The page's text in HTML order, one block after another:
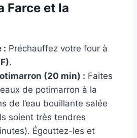
Farce et la
: Préchauffez votre four à
.
(20 min) : Faites
de potimarron à la
de l’eau bouillante salée
soient très tendres
Égouttez-les et